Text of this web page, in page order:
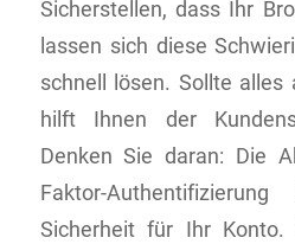
Sicherstellen, dass Ihr
lassen sich diese
schnell lösen. Sollte alles
hilft Ihnen der
Denken Sie daran: Die
Faktor-
Sicherheit für Ihr Konto.